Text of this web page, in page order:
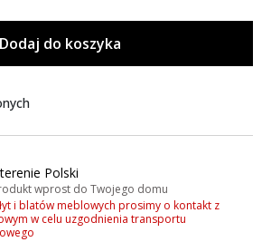
Dodaj do koszyka
Polski
wprost do Twojego domu
i blatów meblowych prosimy o kontakt z
w celu uzgodnienia transportu